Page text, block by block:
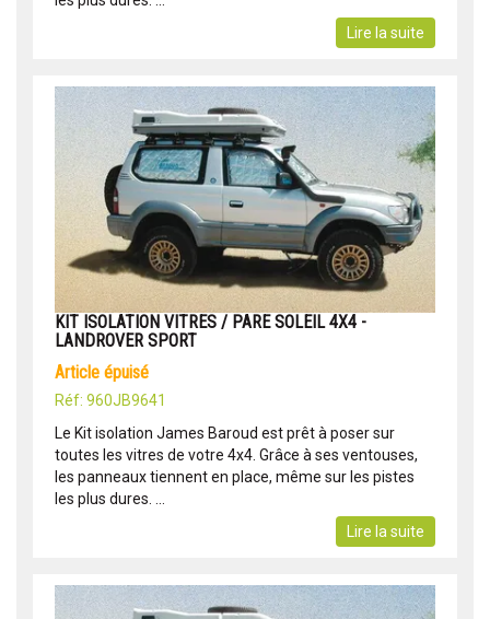
Lire la suite
KIT ISOLATION VITRES / PARE SOLEIL 4X4 -
LANDROVER SPORT
article épuisé
Réf: 960JB9641
Le Kit isolation James Baroud est prêt à poser sur
toutes les vitres de votre 4x4. Grâce à ses ventouses,
les panneaux tiennent en place, même sur les pistes
les plus dures. ...
Lire la suite